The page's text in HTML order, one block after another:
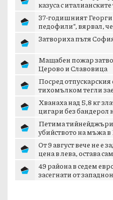
казуса с
37-годишният Георги
педофили“, вярвал,
Затвориха пътя
Мащабен пожар
Церово и Славовица
Посред
тихомълком тегли
Хванаха над 5,8 кг
цигари без бандерол
Петима
убийството на мъжа
От 9 август вече не е
цена в лева, остава
49 района в седем
засегнати от